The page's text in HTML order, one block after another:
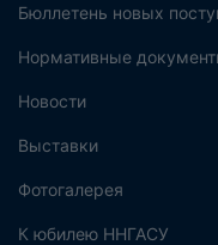
Бюллетень новых
Нормативные
Новости
Выставки
Фотогалерея
К юбилею ННГАСУ